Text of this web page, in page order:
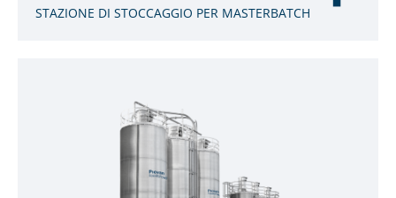
STAZIONE DI STOCCAGGIO PER MASTERBATCH